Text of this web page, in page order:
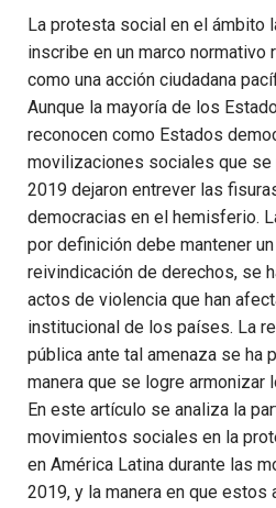
La protesta social en el ámbito
inscribe en un marco normativo
como una acción ciudadana
Aunque la mayoría de los
reconocen como Estados
movilizaciones sociales que se
2019 dejaron entrever las
democracias en el hemisferio.
por definición debe mantener
reivindicación de derechos, se
actos de violencia que han
institucional de los países. La
pública ante tal amenaza se ha
manera que se logre armonizar
En este artículo se analiza la
movimientos sociales en la
en América Latina durante las
2019, y la manera en que estos